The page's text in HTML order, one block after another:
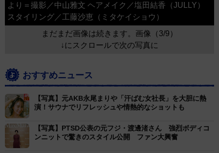
より＝撮影／中山雅文 ヘアメイク／塩田結香（JULLY）
スタイリング／工藤沙恵（ミタケイショウ）
まだまだ画像は続きます。画像（3/9）
↓にスクロールで次の写真に
おすすめニュース
【写真】元AKB永尾まりや「汗ばむ女社長」を大胆に熱
演！サウナでリフレッシュや情熱的なショットも
【写真】PTSD公表の元フジ・渡邊渚さん 強烈ボディコ
ンニットで驚きのスタイル公開 ファン大興奮